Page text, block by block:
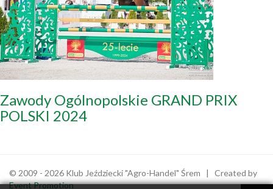
Zawody Ogólnopolskie GRAND PRIX
POLSKI 2024
© 2009 - 2026 Klub Jeździecki "Agro-Handel" Śrem | Created by
Event Promotion